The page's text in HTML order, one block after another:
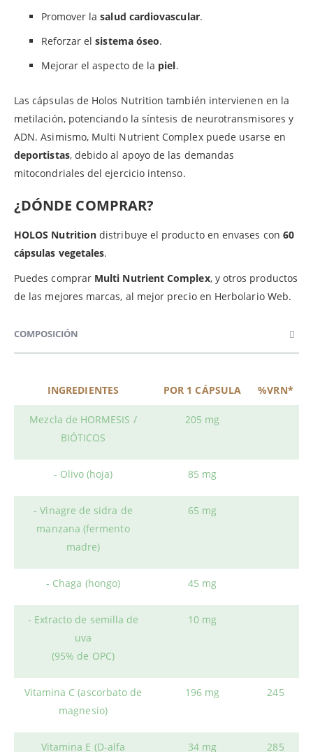
Promover lasalud cardiovascular.
Reforzar elsistema óseo.
Mejorar el aspecto de la piel.
Las cápsulas de Holos Nutrition también intervienen en la
metilación, potenciando la síntesis de neurotransmisores y
ADN. Asimismo, Multi Nutrient Complex puede usarse en
deportistas, debido al apoyo de las demandas
mitocondriales del ejercicio intenso.
¿DÓNDE COMPRAR?
HOLOS Nutritiondistribuye el producto en envases con 60
cápsulas vegetales.
Puedes comprar Multi NutrientComplex, y otros productos
de las mejores marcas, al mejor precio en Herbolario Web.
COMPOSICIÓN
INGREDIENTES POR 1 CÁPSULA %VRN*
Mezcla de HORMESIS /
BIÓTICOS
205 mg
- Olivo (hoja) 85 mg
- Vinagre de sidra de
manzana (fermento
madre)
65 mg
- Chaga (hongo) 45 mg
- Extracto de semilla de
uva
(95% de OPC)
10 mg
Vitamina C (ascorbato de
magnesio)
196 mg 245
Vitamina E (D-alfa 34 mg 285